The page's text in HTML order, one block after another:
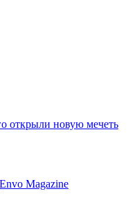
открыли новую мечеть
Envo Magazine